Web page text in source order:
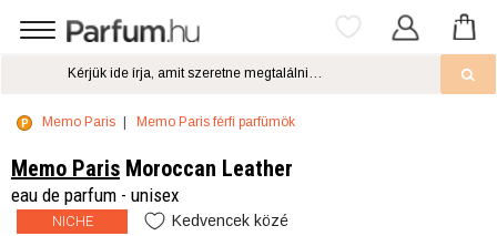
Memo Paris Memo Paris férfi parfümök
Memo Paris Moroccan Leather
eau de parfum - unisex
NICHE Kedvencek közé